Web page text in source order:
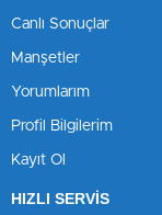
Canlı Sonuçlar
Manşetler
Yorumlarım
Profil Bilgilerim
Kayıt Ol
HIZLI SERVİS